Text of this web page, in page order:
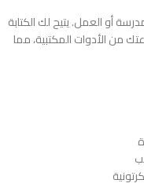
أو العمل. يتيح لك الكتابة
من الأدوات المكتبية، مما